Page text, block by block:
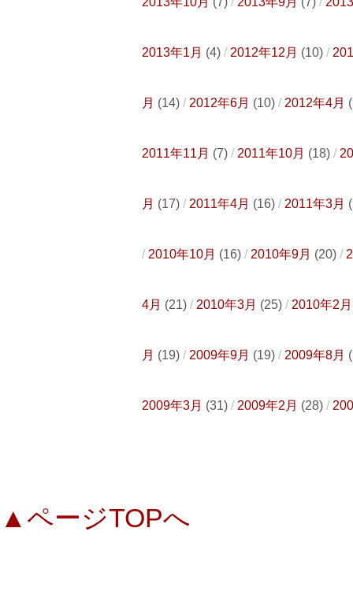
2013年1月 (4) 2012年12月 (10)
月 (14) 2012年6月 (10) 2012年4月
2011年11月 (7) 2011年10月 (18)
月 (17) 2011年4月 (16) 2011年3月
2010年10月 (16) 2010年9月 (20)
4月 (21) 2010年3月 (25) 2010年2月
月 (19) 2009年9月 (19) 2009年8月
2009年3月 (31) 2009年2月 (28)
▲ページTOPへ